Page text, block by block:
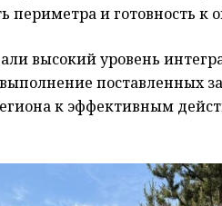
периметра и готовность
высокий уровень
поставленных
к эффективным